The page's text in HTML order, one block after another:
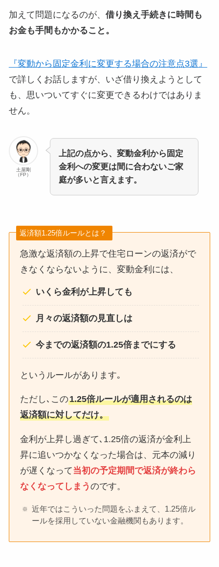
加えて問題になるのが、 借り換え手続きに時間も
お金も手間もかかること。
『変動から固定金利に変更する場合の注意点3選』
で詳しくお話しますが、いざ借り換えようとして
も、思いついてすぐに変更できるわけではありま
せん。
土屋剛
（FP）
上記の点から、変動金利から固定
金利への変更は間に合わないご家
庭が多いと言えます。
返済額1.25倍ルールとは？
急激な返済額の上昇で住宅ローンの返済がで
きなくならないように、変動金利には、
いくら金利が上昇しても
月々の返済額の見直しは
今までの返済額の1.25倍までにする
というルールがあります｡
ただし､この1.25倍ルールが適用されるのは
返済額に対してだけ。
金利が上昇し過ぎて､1.25倍の返済が金利上
昇に追いつかなくなった場合は、元本の減り
が遅くなって当初の予定期間で返済が終わら
なくなってしまうのです。
近年ではこういった問題をふまえて、1.25倍ル
ールを採用していない金融機関もあります。